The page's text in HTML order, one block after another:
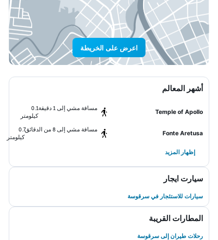
اعرض على الخريطة
أشهر المعالم
Temple of Apollo
مسافة مشي إلى 1 دقيقة
0.1
كيلومتر
Fonte Aretusa
مسافة مشي إلى 8 من الدقائق
0.7
كيلومتر
إظهار المزيد
سيارت ايجار
سيارات للاستئجار في سرقوسة
المطارات القريبة
رحلات طيران إلى سرقوسة